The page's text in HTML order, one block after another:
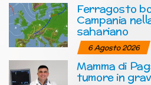
Ferragosto
Campania
sahariano
6 Agosto 2026
Mamma di
tumore in